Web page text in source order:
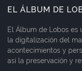
EL ÁLBUM DE
El Álbum de Lobos es
la digitalización del
acontecimientos y
así la preservación y